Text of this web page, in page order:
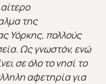
της
Υόρκης, πολλούς
Ως γνωστόν, ενώ
σε όλο το νησί το
αφετηρία για